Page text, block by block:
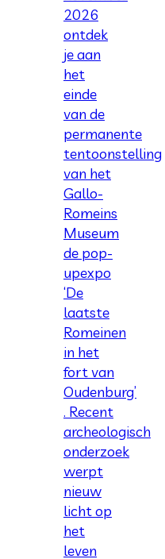
2026
ontdek
je aan
het
einde
van de
permanente
tentoonstelling
van het
Gallo-
Romeins
Museum
de pop-
upexpo
‘De
laatste
Romeinen
in het
fort van
Oudenburg’
. Recent
archeologisch
onderzoek
werpt
nieuw
licht op
het
leven